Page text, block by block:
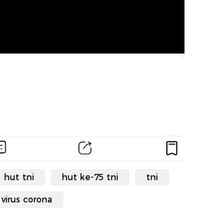
hut tni hut ke-75 tni tni
virus corona